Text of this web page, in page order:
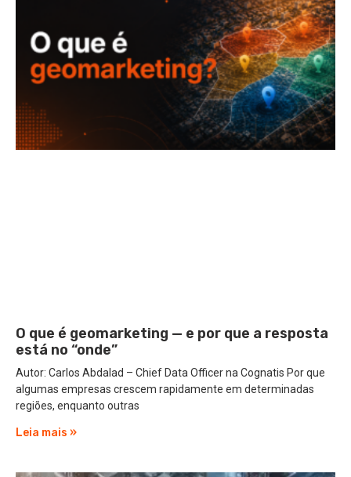
O que é geomarketing — e por que a resposta
está no “onde”
Autor: Carlos Abdalad – Chief Data Officer na Cognatis Por que
algumas empresas crescem rapidamente em determinadas
regiões, enquanto outras
Leia mais »